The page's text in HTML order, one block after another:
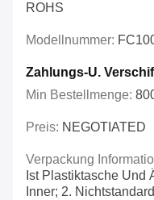
ROHS
Modellnummer:
Zahlungs-U.
Min Bestellmenge:
Preis: NEGOTIATED
Verpackung
Ist Plastiktasche Und
Inner; 2.